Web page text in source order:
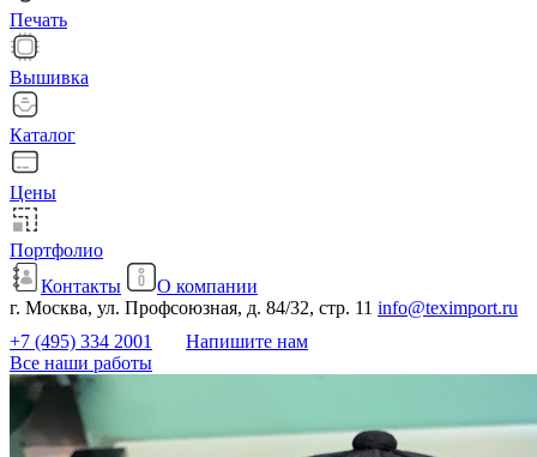
Печать
Вышивка
Каталог
Цены
Портфолио
Контакты
О компании
г. Москва, ул. Профсоюзная, д. 84/32, стр. 11 info@teximport.ru
+7 (495) 334 2001
Напишите нам
Все наши работы